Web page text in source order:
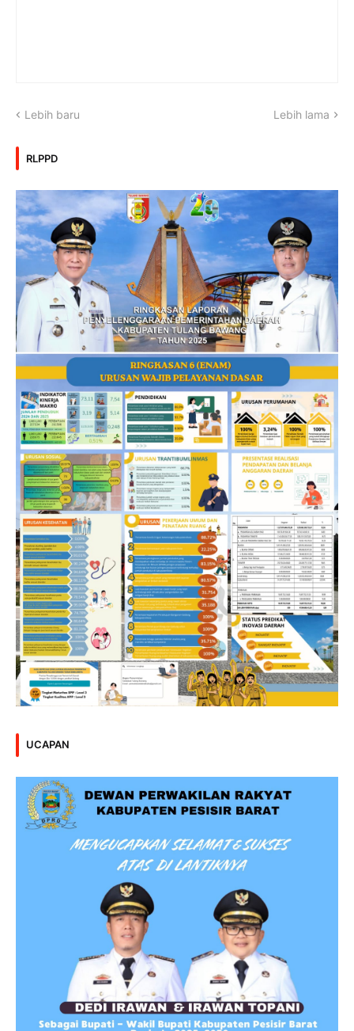
Lebih baru Lebih lama
RLPPD
UCAPAN